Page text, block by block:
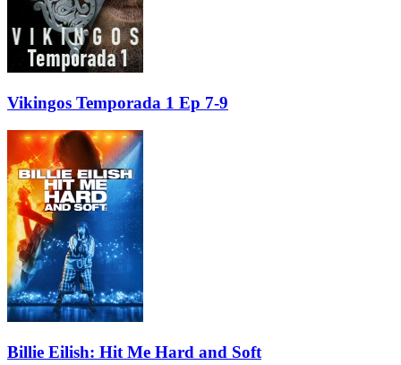
Vikingos Temporada 1 Ep 7-9
Billie Eilish: Hit Me Hard and Soft